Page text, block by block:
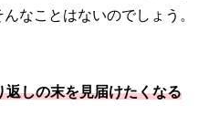
なことはないのでしょう。
返しの末を見届けたくなる